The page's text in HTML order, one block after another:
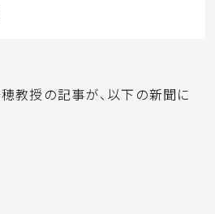
穂教授の記事が、以下の新聞に